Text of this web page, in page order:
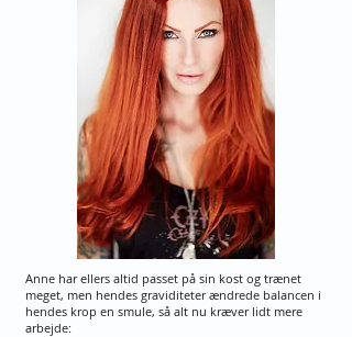
Anne har ellers altid passet på sin kost og trænet
meget, men hendes graviditeter ændrede balancen i
hendes krop en smule, så alt nu kræver lidt mere
arbejde: